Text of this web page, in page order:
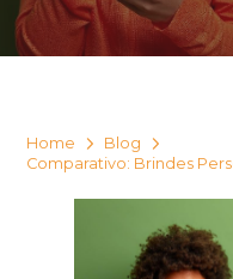
Home
Blog
Comparativo: Brindes